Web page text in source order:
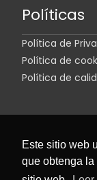
Este sitio web
que obtenga
Políticas
Política de
Política de
Política de